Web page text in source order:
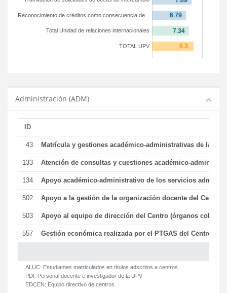
TOTAL UPV
Total Unidad de relaciones internacionales
Reconocimiento de créditos como consecuencia de...
Administración (ADM)
ID
43 Matrícula y gestiones académico-administrativas de la
133 Atención de consultas y cuestiones académico-
134 Apoyo académico-administrativo de los servicios
502 Apoyo a la gestión de la organización docente del Centro
503 Apoyo al equipo de dirección del Centro (órganos
557 Gestión económica realizada por el PTGAS del Centro
ALUC: Estudiantes matriculados en títulos adscritos a centros
PDI: Personal docente e investigador de la UPV
EDCEN: Equipo directivo de centros